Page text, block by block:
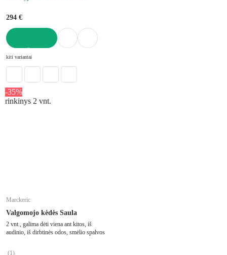
294 €
kiti variantai
-35%
rinkinys 2 vnt.
Marckeric
Valgomojo kėdės Saula
2 vnt., galima dėti viena ant kitos, iš
audinio, iš dirbtinės odos, smėlio spalvos
(1)